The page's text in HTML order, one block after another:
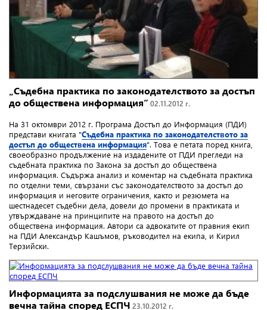
„Съдебна практика по законодателството за достъп
до обществена информация” 02.11.2012 г.
На 31 октомври 2012 г. Програма Достъп до Информация (ПДИ)
представи книгата "Съдебна практика по законодателството за
достъп до обществена информация". Това е петата поред книга,
своеобразно продължение на издадените от ПДИ прегледи на
съдебната практика по Закона за достъп до обществена
информация. Съдържа анализ и коментар на съдебната практика
по отделни теми, свързани със законодателството за достъп до
информация и неговите ограничения, както и резюмета на
шестнадесет съдебни дела, довели до промени в практиката и
утвърждаване на принципите на правото на достъп до
обществена информация. Автори са адвокатите от правния екип
на ПДИ Александър Кашъмов, ръководител на екипа, и Кирил
Терзийски.
Информацията за подслушвания не може да бъде
вечна тайна според ЕСПЧ 23.10.2012 г.